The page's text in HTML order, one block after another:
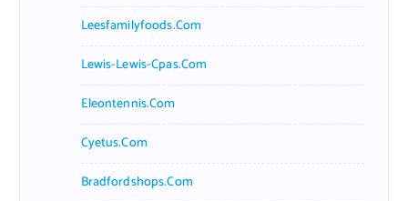
Leesfamilyfoods.com
Lewis-Lewis-Cpas.com
Eleontennis.com
Cyetus.com
Bradfordshops.com